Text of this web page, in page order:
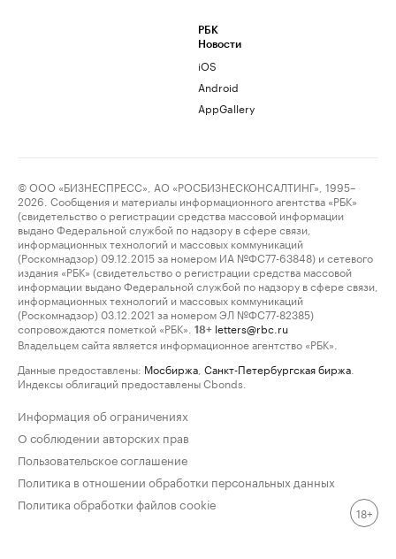
РБК
Новости
iOS
Android
AppGallery
© ООО «БИЗНЕСПРЕСС», АО «РОСБИЗНЕСКОНСАЛТИНГ», 1995–
2026. Сообщения и материалы информационного агентства «РБК»
(свидетельство о регистрации средства массовой информации
выдано Федеральной службой по надзору в сфере связи,
информационных технологий и массовых коммуникаций
(Роскомнадзор) 09.12.2015 за номером ИА №ФС77-63848) и сетевого
издания «РБК» (свидетельство о регистрации средства массовой
информации выдано Федеральной службой по надзору в сфере связи,
информационных технологий и массовых коммуникаций
(Роскомнадзор) 03.12.2021 за номером ЭЛ №ФС77-82385)
сопровождаются пометкой «РБК».
18+ letters@rbc.ru
Владельцем сайта является информационное агентство «РБК».
Данные предоставлены: Мосбиржа Санкт-Петербургская биржа
Индексы облигаций предоставлены Cbonds.
Информация об ограничениях
О соблюдении авторских прав
Пользовательское соглашение
Политика в отношении обработки персональных данных
Политика обработки файлов cookie
18+